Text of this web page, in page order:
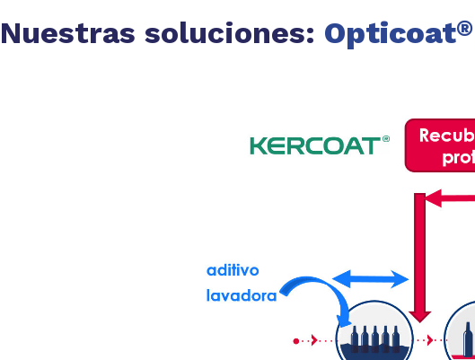
Nuestras soluciones: Opticoat®